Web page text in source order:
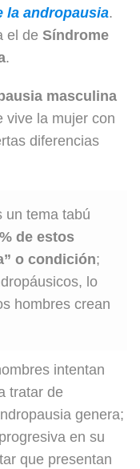
la andropausia.
el de Síndrome
.
masculina
vive la mujer con
diferencias
un tema tabú
de estos
o condición;
lo
hombres crean
intentan
tratar de
genera;
en su
que presentan